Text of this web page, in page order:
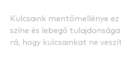
Kulcsaink mentőmellénye
színe és lebegő
rá, hogy kulcsainkat ne